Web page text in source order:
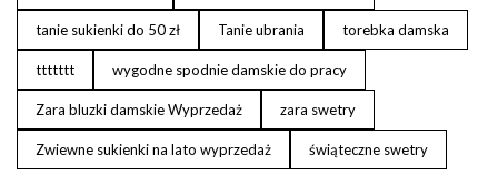
tanie sukienki do 50 zł Tanie ubrania torebka damska
ttttttt wygodne spodnie damskie do pracy
Zara bluzki damskie Wyprzedaż zara swetry
Zwiewne sukienki na lato wyprzedaż świąteczne swetry